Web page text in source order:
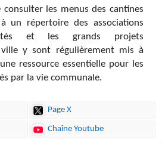
consulter les menus des cantines
un répertoire des associations
et les grands projets
y sont régulièrement mis à
ressource essentielle pour les
par la vie communale.
Page X
Chaîne Youtube